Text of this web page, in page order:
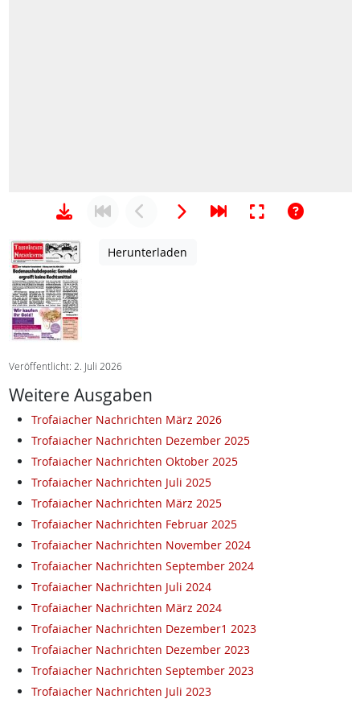
Herunterladen
Veröffentlicht: 2. Juli 2026
Weitere Ausgaben
Trofaiacher Nachrichten März 2026
Trofaiacher Nachrichten Dezember 2025
Trofaiacher Nachrichten Oktober 2025
Trofaiacher Nachrichten Juli 2025
Trofaiacher Nachrichten März 2025
Trofaiacher Nachrichten Februar 2025
Trofaiacher Nachrichten November 2024
Trofaiacher Nachrichten September 2024
Trofaiacher Nachrichten Juli 2024
Trofaiacher Nachrichten März 2024
Trofaiacher Nachrichten Dezember1 2023
Trofaiacher Nachrichten Dezember 2023
Trofaiacher Nachrichten September 2023
Trofaiacher Nachrichten Juli 2023